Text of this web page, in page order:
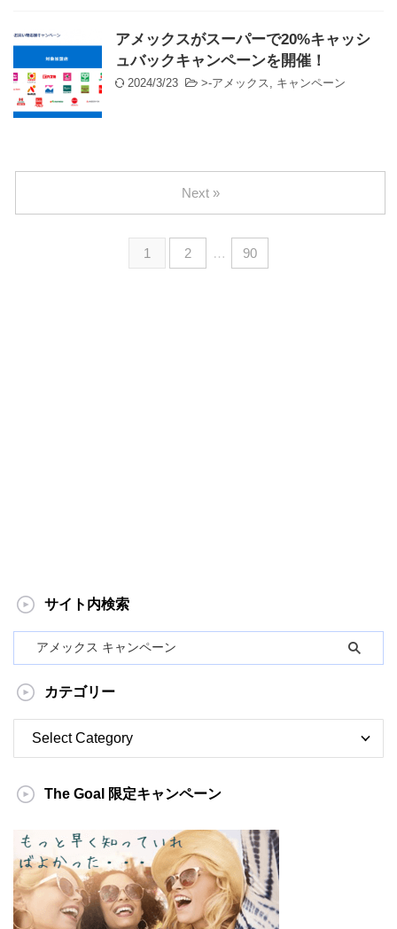
アメックスがスーパーで20%キャッシ
ュバックキャンペーンを開催！
2024/3/23 >-アメックス, キャンペーン
1 2 … 90
Next »
サイト内検索
カテゴリー
The Goal 限定キャンペーン